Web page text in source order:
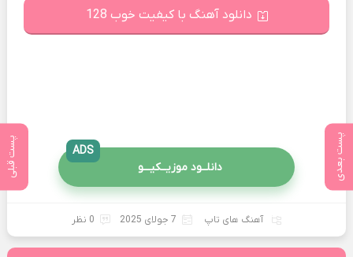
پست بعدی پست قبلی
دانلود آهنگ با کیفیت خوب 128
دانلــود موزیــکیـــو
ADS
آهنگ های تاپ 7 جولای 2025 0 نظر